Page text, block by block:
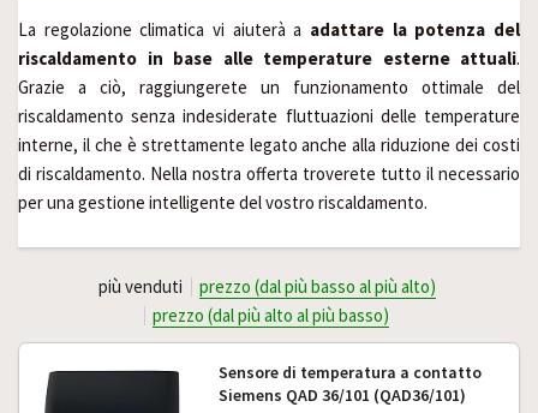
La regolazione climatica vi aiuterà a adattare la potenza del
riscaldamento in base alle temperature esterne attuali.
Grazie a ciò, raggiungerete un funzionamento ottimale del
riscaldamento senza indesiderate fluttuazioni delle temperature
interne, il che è strettamente legato anche alla riduzione dei costi
di riscaldamento. Nella nostra offerta troverete tutto il necessario
per una gestione intelligente del vostro riscaldamento.
più venduti
prezzo (dal più basso al più alto)
prezzo (dal più alto al più basso)
Sensore di temperatura a contatto
Siemens QAD 36/101 (QAD36/101)